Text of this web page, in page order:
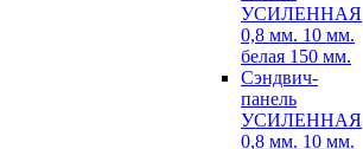
УСИЛЕННАЯ
0,8 мм. 10 мм.
белая 150 мм.
Сэндвич-
панель
УСИЛЕННАЯ
0,8 мм. 10 мм.